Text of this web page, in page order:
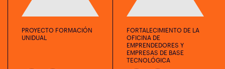
PROYECTO FORMACIÓN
UNIDUAL
FORTALECIMIENTO DE LA
OFICINA DE
EMPRENDEDORES Y
EMPRESAS DE BASE
TECNOLÓGICA